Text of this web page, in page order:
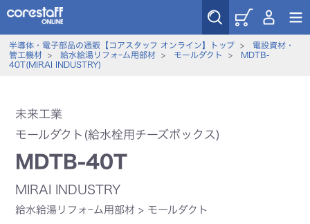
半導体・電子部品の通販【コアスタッフ オンライン】トップ> 電設資材・
管工機材> 給水給湯リフォｰム用部材> モールダクト >
MDTB-
40T(MIRAI INDUSTRY)
未来工業
モールダクト(給水栓用チーズボックス)
MDTB-40T
MIRAI INDUSTRY
給水給湯リフォｰム用部材 > モールダクト